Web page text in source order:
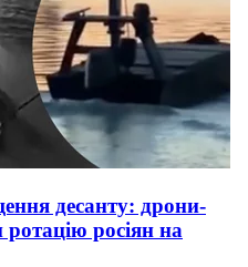
десанту: дрони-
росіян на